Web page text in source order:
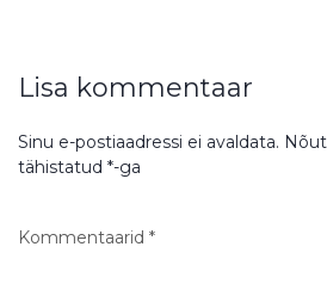
Lisa kommentaar
Sinu e-postiaadressi ei avaldata.
tähistatud *-ga